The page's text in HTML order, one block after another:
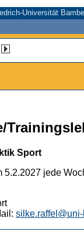
Universität
Sport
jede